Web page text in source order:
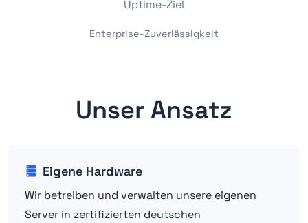
Uptime-Ziel
Enterprise-Zuverlässigkeit
Unser Ansatz
Eigene Hardware
Wir betreiben und verwalten unsere eigenen
Server in zertifizierten deutschen